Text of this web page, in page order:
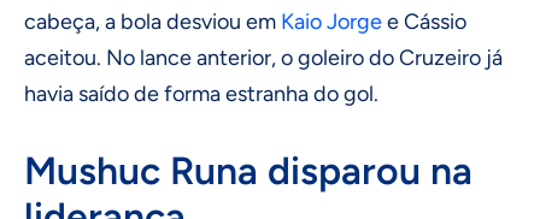
cabeça, a bola desviou em Kaio Jorgee Cássio
aceitou. No lance anterior, o goleiro do Cruzeiro já
havia saído de forma estranha do gol.
Mushuc Runa disparou na